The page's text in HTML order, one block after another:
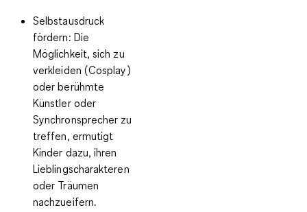
Selbstausdruck
fördern: Die
Möglichkeit, sich zu
verkleiden (Cosplay)
oder berühmte
Künstler oder
Synchronsprecher zu
treffen, ermutigt
Kinder dazu, ihren
Lieblingscharakteren
oder Träumen
nachzueifern.